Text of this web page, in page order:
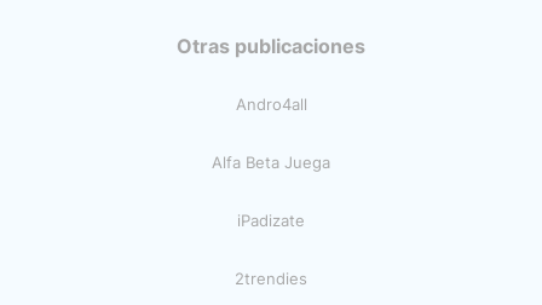
Otras publicaciones
Andro4all
Alfa Beta Juega
iPadizate
2trendies